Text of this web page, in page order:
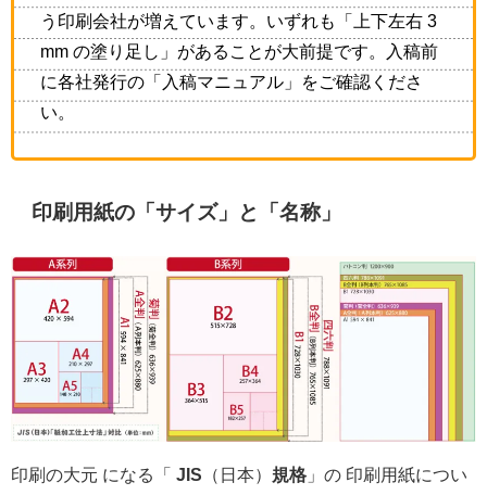
う印刷会社が増えています。いずれも「上下左右 3
mm の塗り足し」があることが大前提です。入稿前
に各社発行の「入稿マニュアル」をご確認くださ
い。
印刷用紙の「サイズ」と「名称」
印刷の大元 になる「 JIS （日本） 規格 」の 印刷用紙につい